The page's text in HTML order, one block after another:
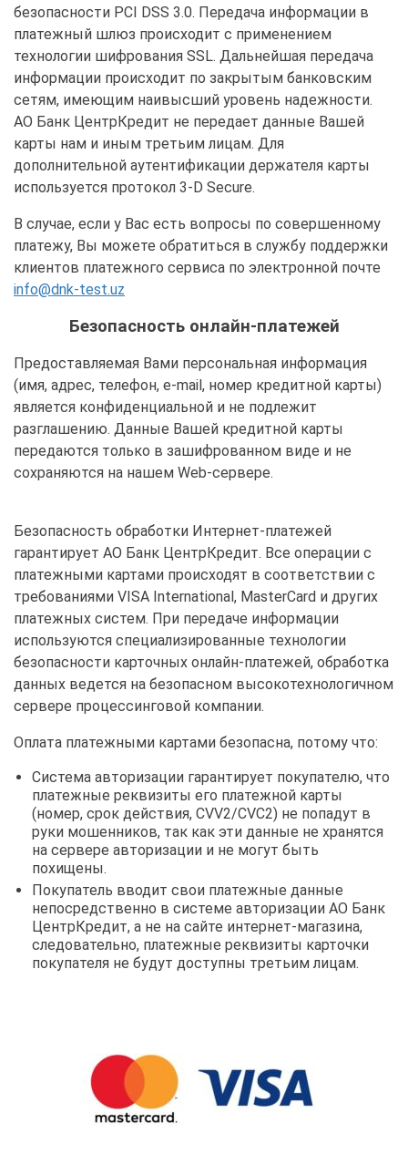
безопасности PCI DSS 3.0. Передача информации в
платежный шлюз происходит с применением
технологии шифрования SSL. Дальнейшая передача
информации происходит по закрытым банковским
сетям, имеющим наивысший уровень надежности.
АО Банк ЦентрКредит не передает данные Вашей
карты нам и иным третьим лицам. Для
дополнительной аутентификации держателя карты
используется протокол 3-D Secure.
В случае, если у Вас есть вопросы по совершенному
платежу, Вы можете обратиться в службу поддержки
клиентов платежного сервиса по электронной почте
info@dnk-test.uz
Безопасность онлайн-платежей
Предоставляемая Вами персональная информация
(имя, адрес, телефон, e-mail, номер кредитной карты)
является конфиденциальной и не подлежит
разглашению. Данные Вашей кредитной карты
передаются только в зашифрованном виде и не
сохраняются на нашем Web-сервере.
Безопасность обработки Интернет-платежей
гарантирует АО Банк ЦентрКредит. Все операции с
платежными картами происходят в соответствии с
требованиями VISA International, MasterCard и других
платежных систем. При передаче информации
используются специализированные технологии
безопасности карточных онлайн-платежей, обработка
данных ведется на безопасном высокотехнологичном
сервере процессинговой компании.
Оплата платежными картами безопасна, потому что:
Система авторизации гарантирует покупателю, что
платежные реквизиты его платежной карты
(номер, срок действия, CVV2/CVC2) не попадут в
руки мошенников, так как эти данные не хранятся
на сервере авторизации и не могут быть
похищены.
Покупатель вводит свои платежные данные
непосредственно в системе авторизации АО Банк
ЦентрКредит, а не на сайте интернет-магазина,
следовательно, платежные реквизиты карточки
покупателя не будут доступны третьим лицам.